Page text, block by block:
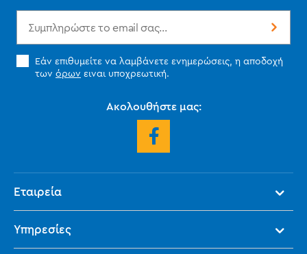
Εάν επιθυμείτε να λαμβάνετε ενημερώσεις, η αποδοχή
των όρων ειναι υποχρεωτική.
Ακολουθήστε μας:
Εταιρεία
Υπηρεσίες